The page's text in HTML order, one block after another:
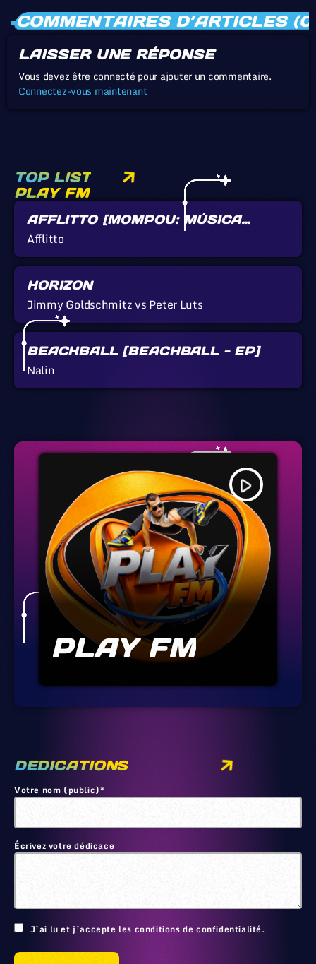
COMMENTAIRES D’ARTICLES
LAISSER UNE RÉPONSE
Vous devez être connecté pour ajouter un commentaire.
Connectez-vous maintenant
TOP LIST
PLAY FM
AFFLITTO [MOMPOU: MÚSICA
CALLADA]
Afflitto
HORIZON
Jimmy Goldschmitz vs Peter Luts
BEACHBALL [BEACHBALL - EP]
Nalin
play_arrow
PLAY FM
DEDICATIONS
Votre nom (public)*
Écrivez votre dédicace
J’ai lu et j’accepte les conditions de confidentialité.